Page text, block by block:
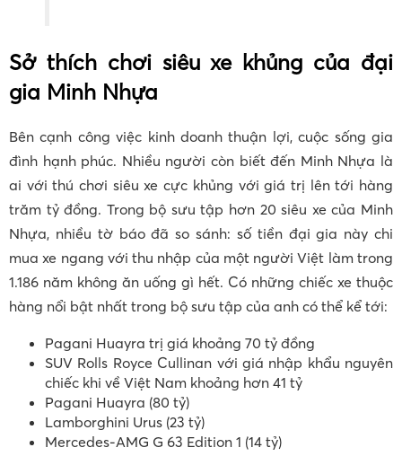
Sở thích chơi siêu xe khủng của đại
gia Minh Nhựa
Bên cạnh công việc kinh doanh thuận lợi, cuộc sống gia
đình hạnh phúc. Nhiều người còn biết đến Minh Nhựa là
ai với thú chơi siêu xe cực khủng với giá trị lên tới hàng
trăm tỷ đồng. Trong bộ sưu tập hơn 20 siêu xe của Minh
Nhựa, nhiều tờ báo đã so sánh: số tiền đại gia này chi
mua xe ngang với thu nhập của một người Việt làm trong
1.186 năm không ăn uống gì hết. Có những chiếc xe thuộc
hàng nổi bật nhất trong bộ sưu tập của anh có thể kể tới:
Pagani Huayra trị giá khoảng 70 tỷ đồng
SUV Rolls Royce Cullinan với giá nhập khẩu nguyên
chiếc khi về Việt Nam khoảng hơn 41 tỷ
Pagani Huayra (80 tỷ)
Lamborghini Urus (23 tỷ)
Mercedes-AMG G 63 Edition 1 (14 tỷ)